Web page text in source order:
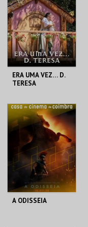
MAIS INFO
COMPRAR
ERA UMA VEZ… D.
TERESA
SANTA MARIA DA
FEIRA
MAIS INFO
COMPRAR
A ODISSEIA